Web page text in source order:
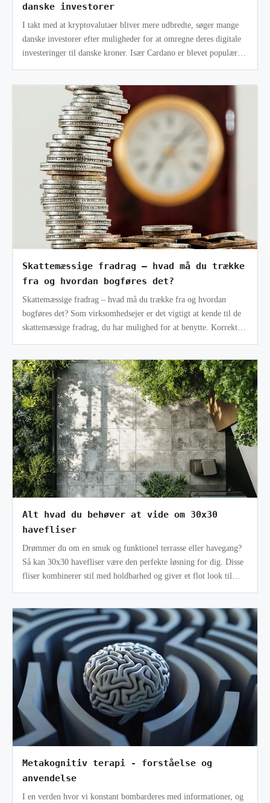
danske investorer
I takt med at kryptovalutaer bliver mere udbredte, søger mange
danske investorer efter muligheder for at omregne deres digitale
investeringer til danske kroner. Især Cardano er blevet populært
Skattemæssige fradrag – hvad må du trække
fra og hvordan bogføres det?
Skattemæssige fradrag – hvad må du trække fra og hvordan
bogføres det? Som virksomhedsejer er det vigtigt at kende til de
skattemæssige fradrag, du har mulighed for at benytte. Korrekt
Alt hvad du behøver at vide om 30x30
havefliser
Drømmer du om en smuk og funktionel terrasse eller havegang?
Så kan 30x30 havefliser være den perfekte løsning for dig. Disse
fliser kombinerer stil med holdbarhed og giver et flot look til
Metakognitiv terapi - forståelse og
anvendelse
I en verden hvor vi konstant bombarderes med informationer, og